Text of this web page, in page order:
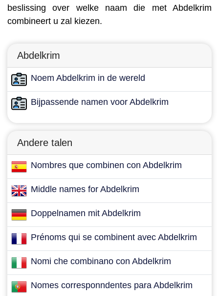
beslissing over welke naam die met Abdelkrim
combineert u zal kiezen.
Abdelkrim
Noem Abdelkrim in de wereld
Bijpassende namen voor Abdelkrim
Andere talen
Nombres que combinen con Abdelkrim
Middle names for Abdelkrim
Doppelnamen mit Abdelkrim
Prénoms qui se combinent avec Abdelkrim
Nomi che combinano con Abdelkrim
Nomes corresponndentes para Abdelkrim